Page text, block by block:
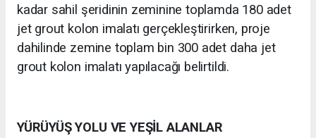
kadar sahil şeridinin zeminine toplamda 180 adet
jet grout kolon imalatı gerçekleştirirken, proje
dahilinde zemine toplam bin 300 adet daha jet
grout kolon imalatı yapılacağı belirtildi.
YÜRÜYÜŞ YOLU VE YEŞİL ALANLAR